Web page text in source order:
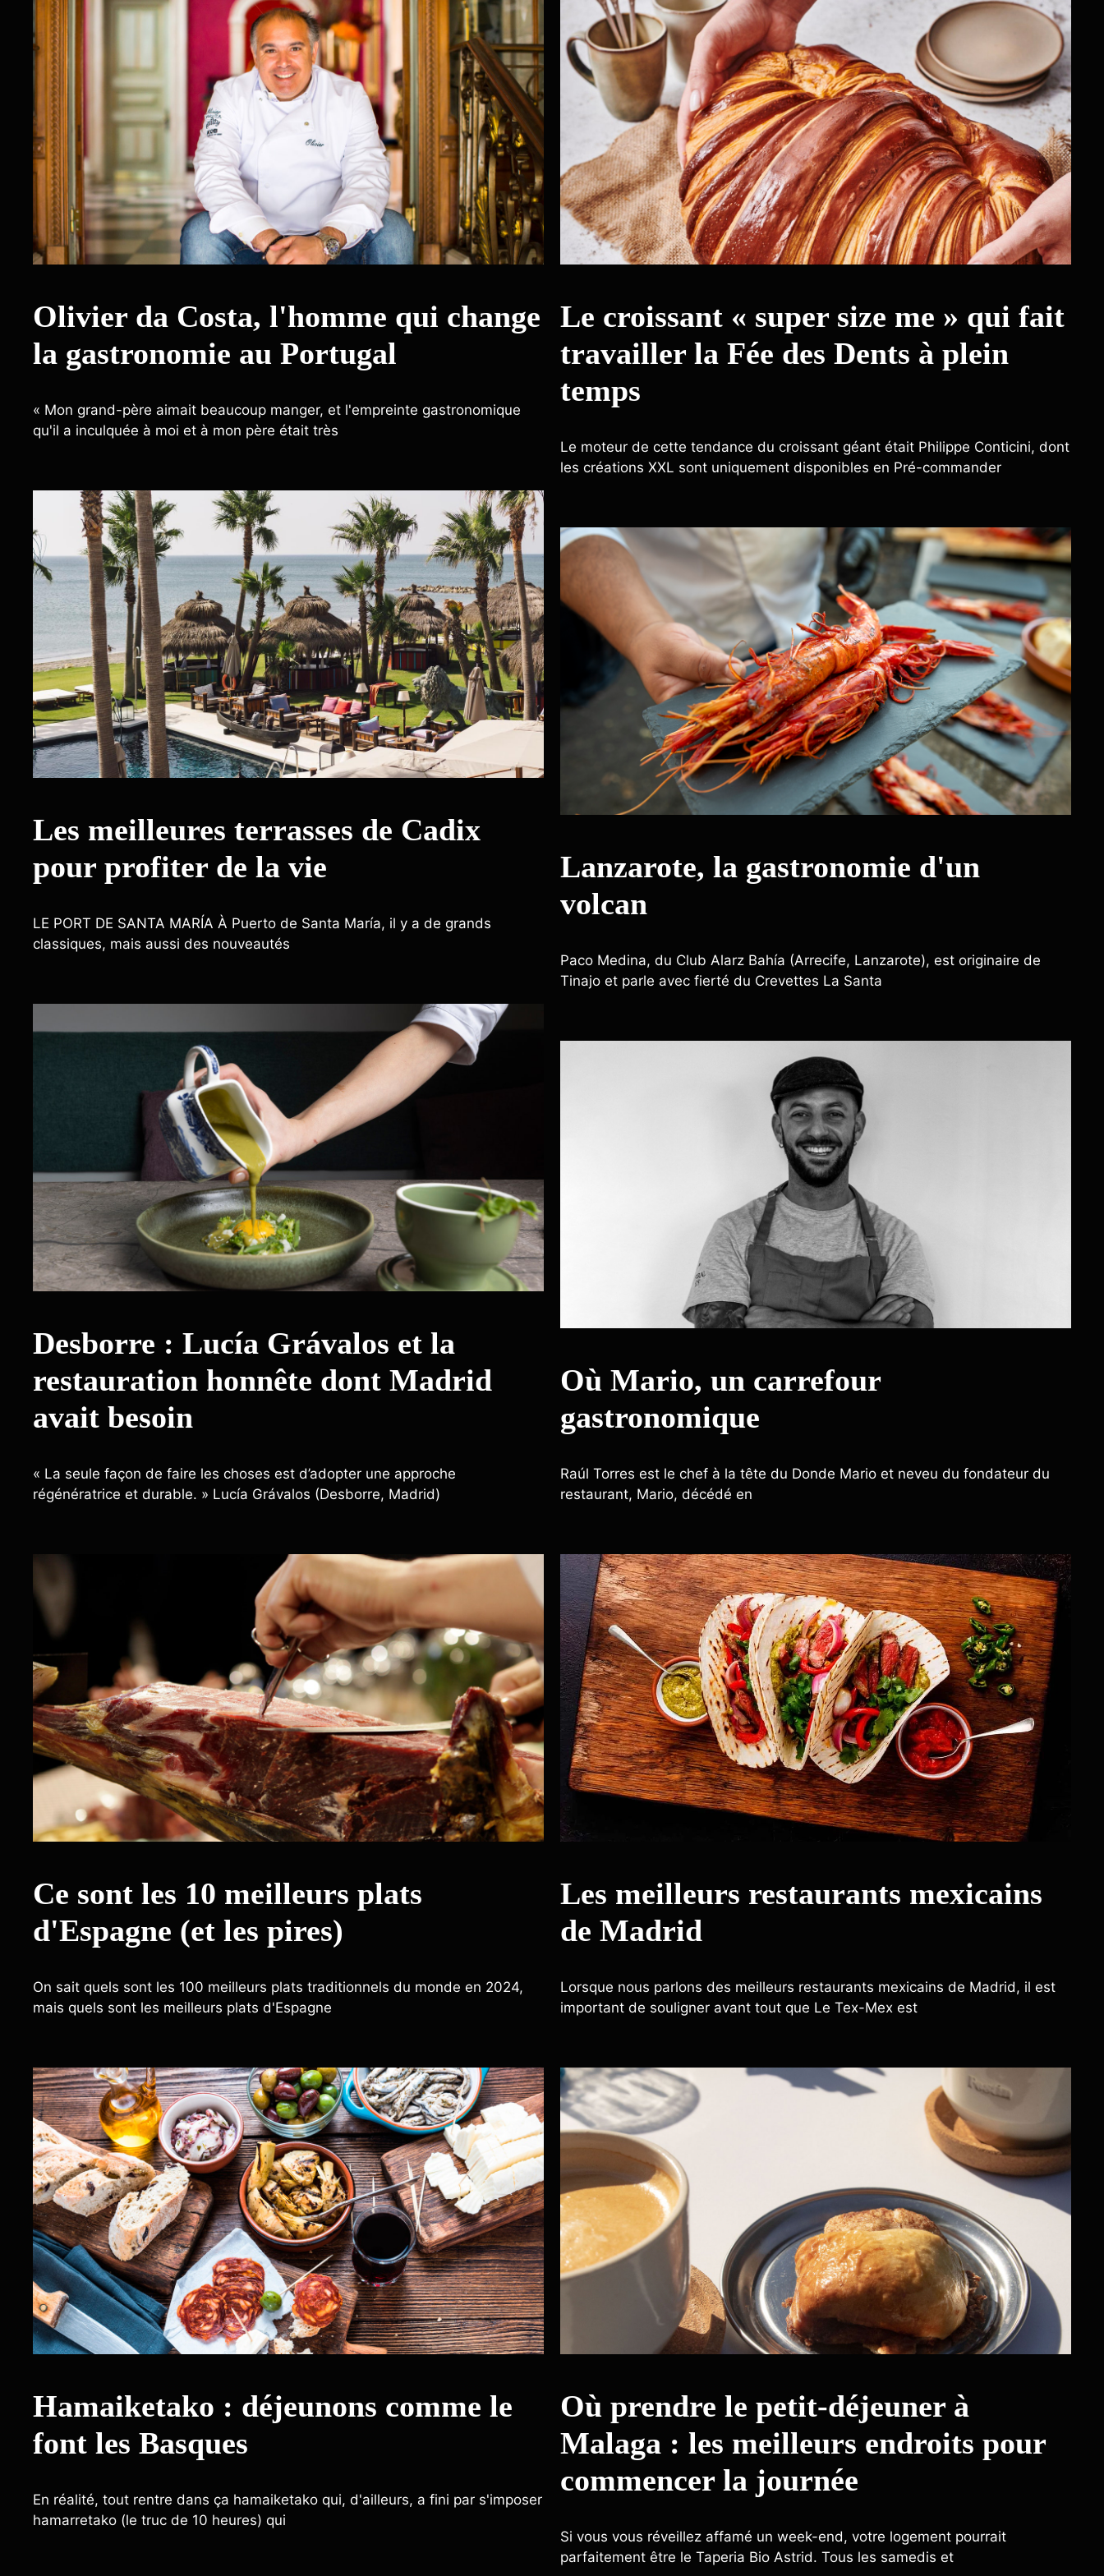
Olivier da Costa, l'homme qui change
la gastronomie au Portugal
« Mon grand-père aimait beaucoup manger, et l'empreinte gastronomique
qu'il a inculquée à moi et à mon père était très
Le croissant « super size me » qui fait
travailler la Fée des Dents à plein
temps
Le moteur de cette tendance du croissant géant était Philippe Conticini, dont
les créations XXL sont uniquement disponibles en Pré-commander
Les meilleures terrasses de Cadix
pour profiter de la vie
LE PORT DE SANTA MARÍA À Puerto de Santa María, il y a de grands
classiques, mais aussi des nouveautés
Lanzarote, la gastronomie d'un
volcan
Paco Medina, du Club Alarz Bahía (Arrecife, Lanzarote), est originaire de
Tinajo et parle avec fierté du Crevettes La Santa
Desborre : Lucía Grávalos et la
restauration honnête dont Madrid
avait besoin
« La seule façon de faire les choses est d’adopter une approche
régénératrice et durable. » Lucía Grávalos (Desborre, Madrid)
Où Mario, un carrefour
gastronomique
Raúl Torres est le chef à la tête du Donde Mario et neveu du fondateur du
restaurant, Mario, décédé en
Ce sont les 10 meilleurs plats
d'Espagne (et les pires)
On sait quels sont les 100 meilleurs plats traditionnels du monde en 2024,
mais quels sont les meilleurs plats d'Espagne
Les meilleurs restaurants mexicains
de Madrid
Lorsque nous parlons des meilleurs restaurants mexicains de Madrid, il est
important de souligner avant tout que Le Tex-Mex est
Hamaiketako : déjeunons comme le
font les Basques
En réalité, tout rentre dans ça hamaiketako qui, d'ailleurs, a fini par s'imposer
hamarretako (le truc de 10 heures) qui
Où prendre le petit-déjeuner à
Malaga : les meilleurs endroits pour
commencer la journée
Si vous vous réveillez affamé un week-end, votre logement pourrait
parfaitement être le Taperia Bio Astrid. Tous les samedis et